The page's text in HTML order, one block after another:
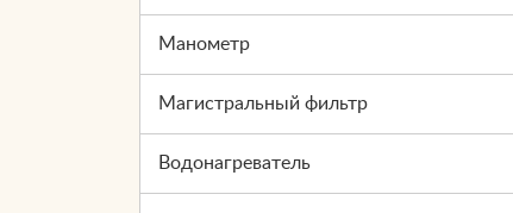
Манометр
Магистральный фильтр
Водонагреватель